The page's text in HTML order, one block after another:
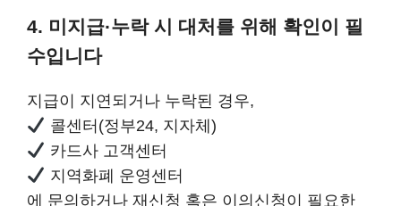
4. 미지급·누락 시 대처를 위해 확인이 필
수입니다
지급이 지연되거나 누락된 경우,
콜센터(정부24, 지자체)
카드사 고객센터
지역화폐 운영센터
에 문의하거나 재신청 혹은 이의신청이 필요한